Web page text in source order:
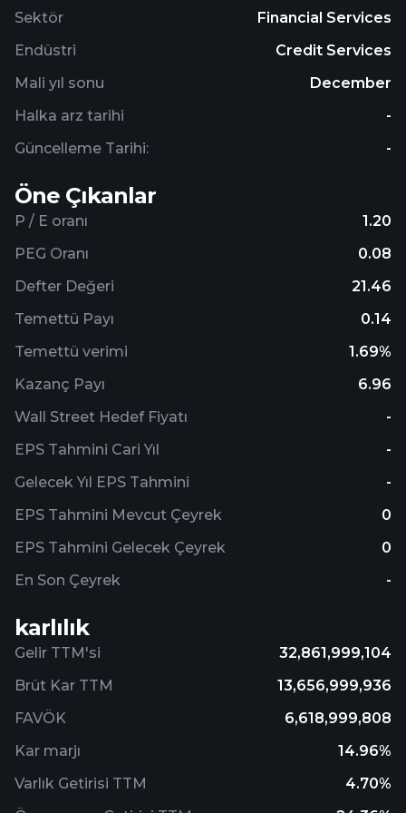
Sektör
Financial Services
Endüstri
Credit Services
Mali yıl sonu
December
Halka arz tarihi
-
Güncelleme Tarihi:
-
Öne Çıkanlar
P / E oranı
1.20
PEG Oranı
0.08
Defter Değeri
21.46
Temettü Payı
0.14
Temettü verimi
1.69%
Kazanç Payı
6.96
Wall Street Hedef Fiyatı
-
EPS Tahmini Cari Yıl
-
Gelecek Yıl EPS Tahmini
-
EPS Tahmini Mevcut Çeyrek
0
EPS Tahmini Gelecek Çeyrek
0
En Son Çeyrek
-
karlılık
Gelir TTM'si
32,861,999,104
Brüt Kar TTM
13,656,999,936
FAVÖK
6,618,999,808
Kar marjı
14.96%
Varlık Getirisi TTM
4.70%